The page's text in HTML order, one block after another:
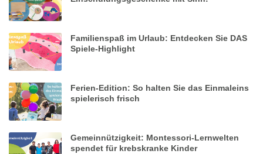
Familienspaß im Urlaub: Entdecken Sie DAS
Spiele-Highlight
Ferien-Edition: So halten Sie das Einmaleins
spielerisch frisch
Gemeinnützigkeit: Montessori-Lernwelten
spendet für krebskranke Kinder